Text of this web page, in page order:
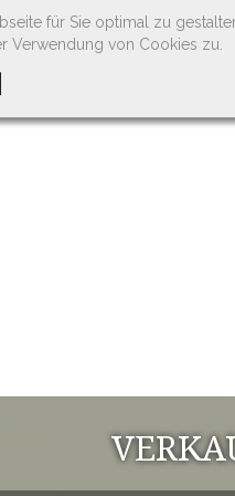
für Sie optimal zu
Verwendung von Cookies zu.